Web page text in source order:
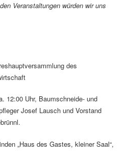
Veranstaltungen würden wir uns
des
Uhr, Baumschneide- und
Josef Lausch und Vorstand
„Haus des Gastes, kleiner Saal“,